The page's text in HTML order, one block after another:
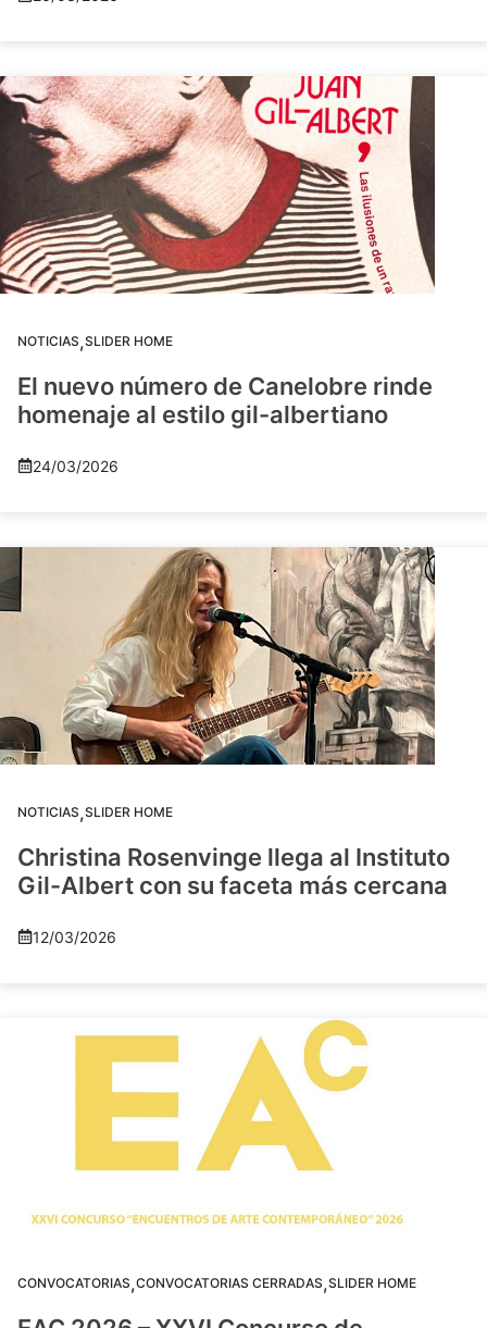
NOTICIAS,SLIDER HOME
El nuevo número de Canelobre rinde
homenaje al estilo gil-albertiano
24/03/2026
NOTICIAS,SLIDER HOME
Christina Rosenvinge llega al Instituto
Gil-Albert con su faceta más cercana
12/03/2026
CONVOCATORIAS,CONVOCATORIAS CERRADAS,SLIDER HOME